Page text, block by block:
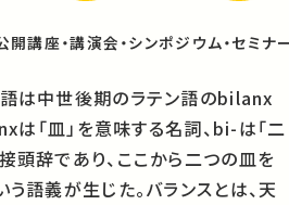
開講座・講演会・シンポジウム・セミナ
語は中世後期のラテン語のbilanx
は「皿」を意味する名詞、bi-は「二
頭辞であり、ここから二つの皿を
う語義が生じた。バランスとは、天